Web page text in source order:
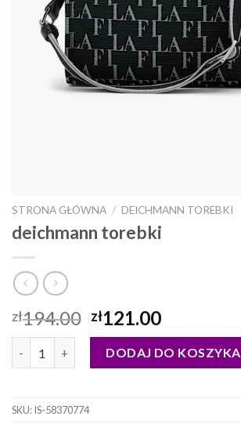
STRONA GŁÓWNA / DEICHMANN TOREBKI
deichmann torebki
zł194.00 zł121.00
DODAJ DO KOSZYKA
SKU:IS-58370774